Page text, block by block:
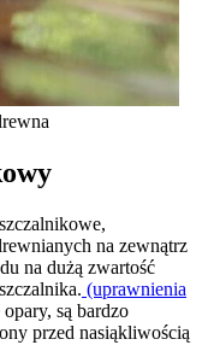
na zewnątrz
na dużą zwartość
(uprawnienia
są bardzo
przed nasiąkliwością